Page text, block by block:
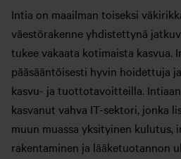
Intia on maailman toiseksi
väestörakenne yhdistettynä
tukee vakaata kotimaista kasvua.
pääsääntöisesti hyvin hoidettuja
kasvu- ja tuottotavoitteilla.
kasvanut vahva IT-sektori, jonka
muun muassa yksityinen kulutus,
rakentaminen ja lääketuotannon